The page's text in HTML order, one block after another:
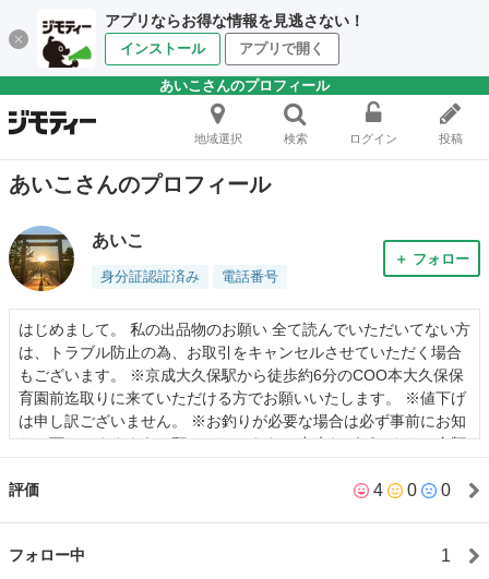
アプリならお得な情報を見逃さない！
インストール アプリで開く
あいこさんのプロフィール
地域選択 検索 ログイン 投稿
あいこさんのプロフィール
あいこ
身分証認証済み 電話番号
＋ フォロー
はじめまして。 私の出品物のお願い 全て読んでいただいてない方
は、トラブル防止の為、お取引をキャンセルさせていただく場合
もございます。 ※京成大久保駅から徒歩約6分のCOO本大久保保
育園前迄取りに来ていただける方でお願いいたします。 ※値下げ
は申し訳ございません。 ※お釣りが必要な場合は必ず事前にお知
らせ下さいますようお願いいたします。 出来ればピッタリの金額
認いただき、ご納得された上でお買い上げ下さい。 返品は一切お
意をお願いいたします。🙏 ※睡眠障害があり、家族が代理で行く
評価 4 0 0
フォロー中 1